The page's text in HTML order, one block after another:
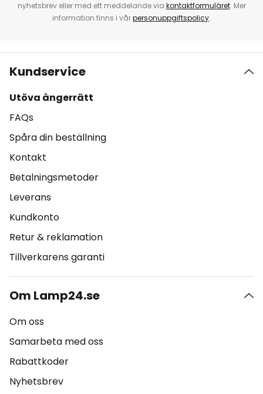
nyhetsbrev eller med ett meddelande via kontaktformuläret. Mer
information finns i vårpersonuppgiftspolicy.
Kundservice
Utöva ångerrätt
FAQs
Spåra din beställning
Kontakt
Betalningsmetoder
Leverans
Kundkonto
Retur & reklamation
Tillverkarens garanti
Om Lamp24.se
Om oss
Samarbeta med oss
Rabattkoder
Nyhetsbrev